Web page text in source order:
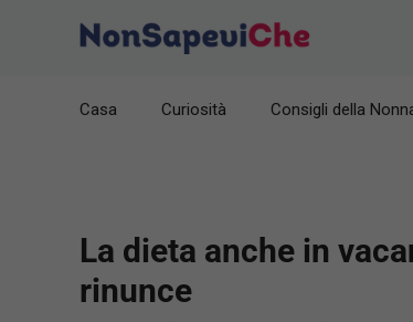
Casa Curiosità Consigli della
La dieta anche in
rinunce